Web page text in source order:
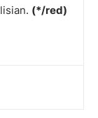
(*/red)